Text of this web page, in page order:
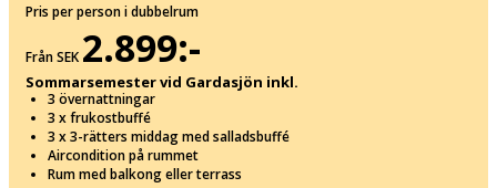
Pris per person i dubbelrum
Från SEK 2.899:-
Sommarsemester vid Gardasjön inkl.
3 övernattningar
3 x frukostbuffé
3 x 3-rätters middag med salladsbuffé
Aircondition på rummet
Rum med balkong eller terrass